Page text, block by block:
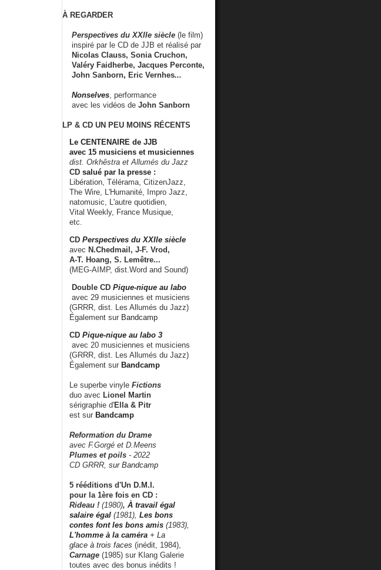
À REGARDER
Perspectives du XXIIe siècle (le film)
inspiré par le CD de JJB et réalisé par
Nicolas Clauss, Sonia Cruchon,
Valéry Faidherbe, Jacques Perconte,
John Sanborn, Eric Vernhes...
Nonselves , performance
avec les vidéos de John Sanborn
LP & CD UN PEU MOINS RÉCENTS
Le CENTENAIRE de JJB
avec 15 musiciens et musiciennes
dist. Orkhêstra et Allumés du Jazz
CD salué par la presse :
Libération, Télérama, CitizenJazz,
The Wire, L'Humanité, Impro Jazz,
natomusic, L'autre quotidien,
Vital Weekly, France Musique,
etc.
CD Perspectives du XXIIe siècle
avec N.Chedmail, J-F. Vrod,
A-T. Hoang, S. Lemêtre...
(MEG-AIMP, dist.Word and Sound)
Double CD Pique-nique au labo
avec 29 musiciennes et musiciens
(GRRR, dist. Les Allumés du Jazz)
Également sur Bandcamp
CD Pique-nique au labo 3
avec 20 musiciennes et musiciens
(GRRR, dist. Les Allumés du Jazz)
Également sur Bandcamp
Le superbe vinyle Fictions
duo avec Lionel Martin
sérigraphie d'Ella & Pitr
est sur Bandcamp
Reformation du Drame
avec F.Gorgé et D.Meens
Plumes et poils - 2022
CD GRRR, sur Bandcamp
5 rééditions d'Un D.M.I.
pour la 1ère fois en CD :
Rideau ! (1980), À travail égal
salaire égal (1981), Les bons
contes font les bons amis (1983),
L'homme à la caméra + La
glace à trois faces (inédit, 1984),
Carnage (1985) sur Klang Galerie
toutes avec des bonus inédits !